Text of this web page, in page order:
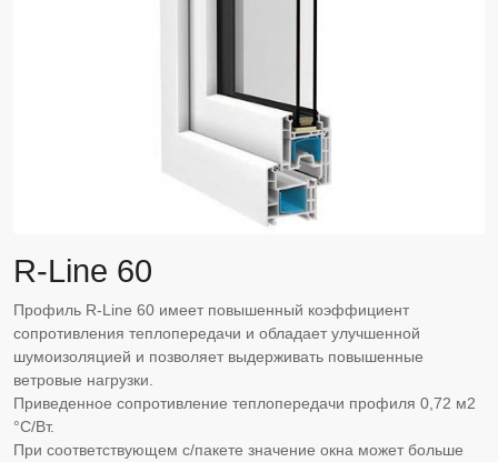
R-Line 60
Профиль R-Line 60 имеет повышенный коэффициент
сопротивления теплопередачи и обладает улучшенной
шумоизоляцией и позволяет выдерживать повышенные
ветровые нагрузки.
Приведенное сопротивление теплопередачи профиля 0,72 м2
°С/Вт.
При соответствующем с/пакете значение окна может больше